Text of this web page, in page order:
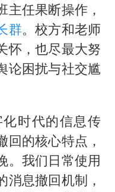
主任果断操作，
群。校方和老师
怀，也尽最大努
论困扰与社交尴
时代的信息传
回的核心特点，
。我们日常使用
消息撤回机制，